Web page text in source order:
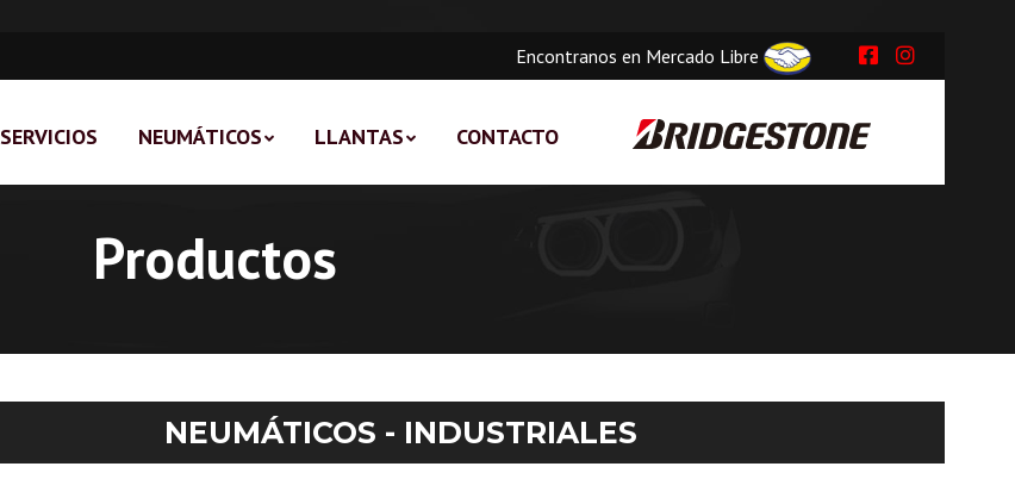
Encontranos en Mercado Libre
SERVICIOS NEUMÁTICOS LLANTAS CONTACTO
Productos
NEUMÁTICOS - INDUSTRIALES